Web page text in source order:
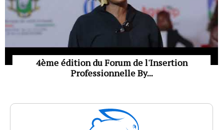
4ème édition du Forum de l'Insertion
Professionnelle By...